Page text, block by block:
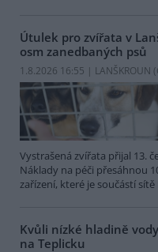
Útulek pro zvířata v
osm zanedbaných psů
1.8.2026 16:55 | LANŠKROUN (
Vystrašená zvířata přijal 13.
Náklady na péči přesáhnou
zařízení, které je součástí sítě
Kvůli nízké hladině
na Teplicku